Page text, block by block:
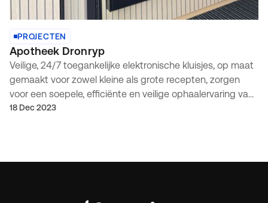
PROJECTEN
Apotheek Dronryp
Veilige, 24/7 toegankelijke elektronische kluisjes, op maat
gemaakt voor zowel kleine als grote recepten, zorgen
voor een soepele, efficiënte en veilige ophaalervaring van
medicijnen.
18 Dec 2023